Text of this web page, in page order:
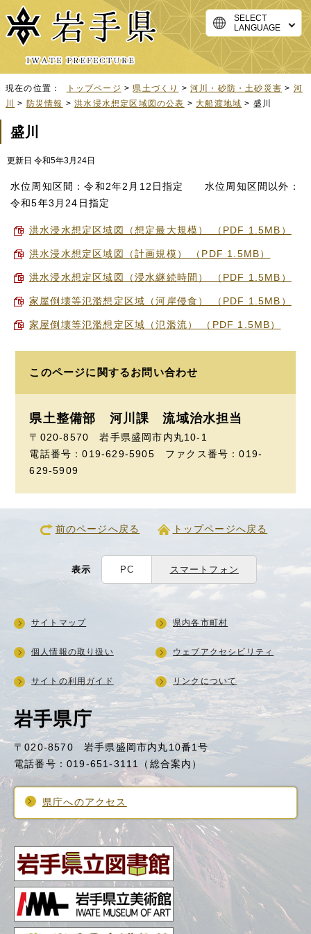
SELECT
LANGUAGE
現在の位置： トップページ > 県土づくり >河川・砂防・土砂災害 > 河
川
> 防災情報 >洪水浸水想定区域図の公表 >大船渡地域 > 盛川
盛川
更新日 令和5年3月24日
水位周知区間：令和2年2月12日指定 水位周知区間以外：
令和5年3月24日指定
洪水浸水想定区域図（想定最大規模） （PDF 1.5MB）
洪水浸水想定区域図（計画規模） （PDF 1.5MB）
洪水浸水想定区域図（浸水継続時間） （PDF 1.5MB）
家屋倒壊等氾濫想定区域（河岸侵食） （PDF 1.5MB）
家屋倒壊等氾濫想定区域（氾濫流） （PDF 1.5MB）
このページに関するお問い合わせ
県土整備部 河川課 流域治水担当
〒020-8570 岩手県盛岡市内丸10-1
電話番号：019-629-5905 ファクス番号：019-
629-5909
前のページへ戻る トップページへ戻る
表示 PC スマートフォン
岩手県庁
〒020-8570 岩手県盛岡市内丸10番1号
電話番号：019-651-3111（総合案内）
県庁へのアクセス
サイトマップ 県内各市町村
個人情報の取り扱い ウェブアクセシビリティ
サイトの利用ガイド リンクについて